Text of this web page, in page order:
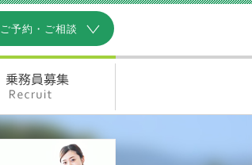
ご予約・ご相談